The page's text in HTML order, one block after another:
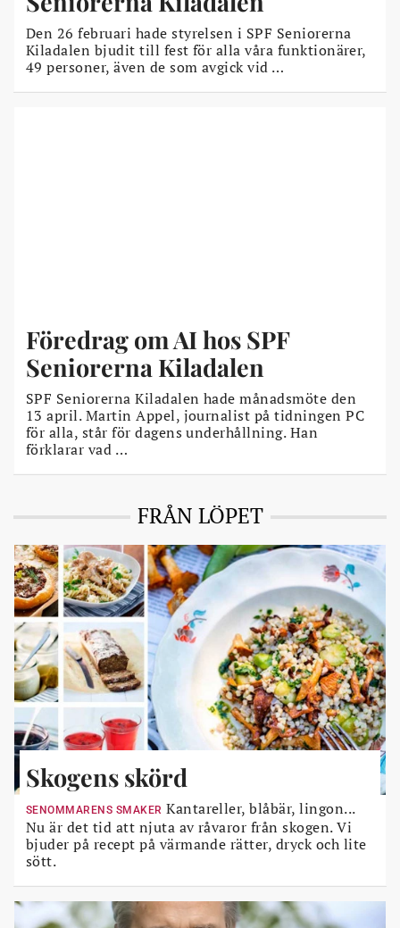
Den 26 februari hade styrelsen i SPF Seniorerna
Kiladalen bjudit till fest för alla våra funktionärer,
49 personer, även de som avgick vid …
Föredrag om AI hos SPF
Seniorerna Kiladalen
SPF Seniorerna Kiladalen hade månadsmöte den
13 april. Martin Appel, journalist på tidningen PC
för alla, står för dagens underhållning. Han
förklarar vad …
FRÅN LÖPET
Skogens skörd
SENOMMARENS SMAKER Kantareller, blåbär, lingon...
Nu är det tid att njuta av råvaror från skogen. Vi
bjuder på recept på värmande rätter, dryck och lite
sött.